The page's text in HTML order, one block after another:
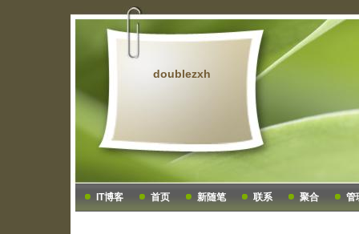
doublezxh
IT博客 首页 新随笔 联系 聚合 管